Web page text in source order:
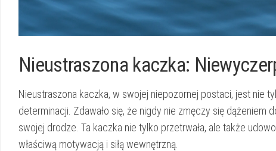
Nieustraszona kaczka:
Nieustraszona kaczka, w swojej niepozornej ‍postaci, jest nie
determinacji. Zdawało się, że nigdy nie zmęczy się
swojej drodze. Ta kaczka nie tylko⁢ przetrwała, ale także
właściwą motywacją i siłą wewnętrzną.